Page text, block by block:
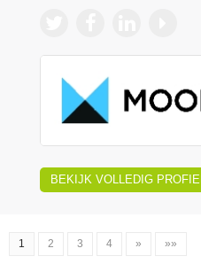
BEKIJK VOLLEDIG PROFIEL
1 2 3 4 » »»